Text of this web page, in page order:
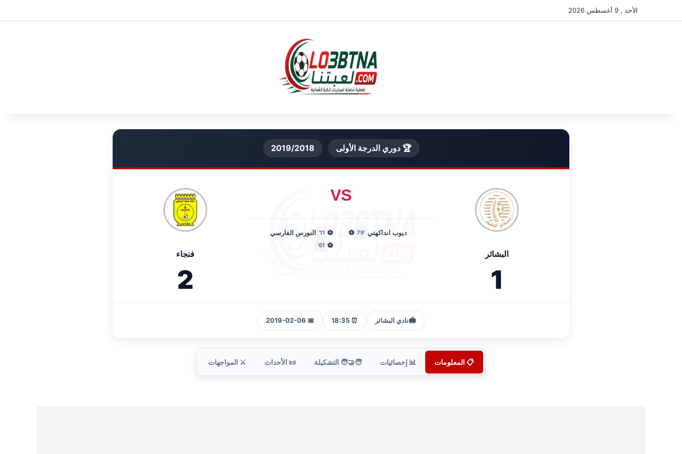
الأحد , 9 أغسطس 2026
🏆 دوري الدرجة الأولى 2019/2018
البشائر
1
VS
ديوب انداكهتي '79
⚽
⚽
11'
النورس الفارسي
⚽
61'
فنجاء
2
🏟️نادي البشائر ⏰ 18:35
📅 2019-02-06
📋 المعلومات 📊 إحصائيات 🧑‍🤝‍🧑 التشكيلة 📜 الأحداث ⚔️ المواجهات